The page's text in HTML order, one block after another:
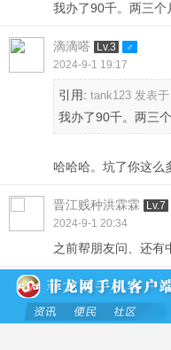
我办了90千。两三
滴滴嗒 Lv.3
2024-9-1 19:17
引用: tank123 发表
我办了90千。两三
哈哈哈。坑了你这么
晋江贱种洪霖霖 Lv.7
2024-9-1 20:34
之前帮朋友问、还有
滴滴嗒 Lv.3
2024-9-1 20:35
我也说一句